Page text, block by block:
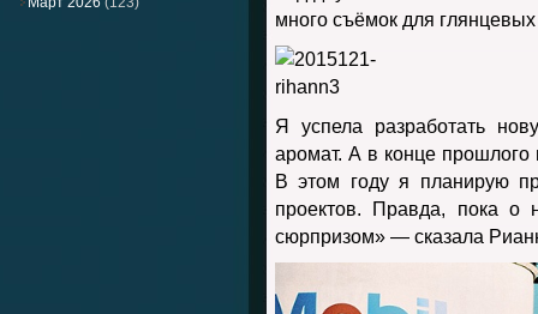
много съёмок для
Я успела разработать
аромат. А в конце
В этом году я планирую
проектов. Правда, пока о
сюрпризом» — сказала